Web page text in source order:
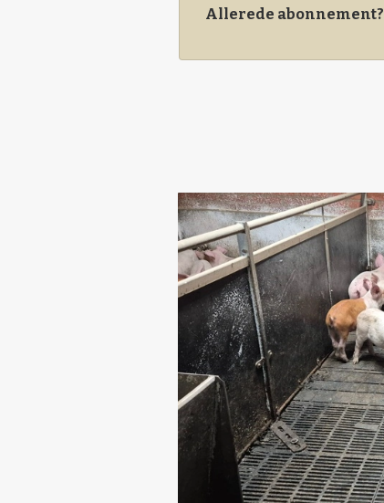
Allerede abonnement?